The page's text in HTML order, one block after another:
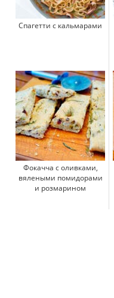
Спагетти с кальмарами
Фокачча с оливками,
вялеными помидорами
и розмарином